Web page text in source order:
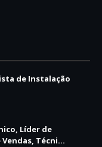
de Instalação
Líder de
Técni...